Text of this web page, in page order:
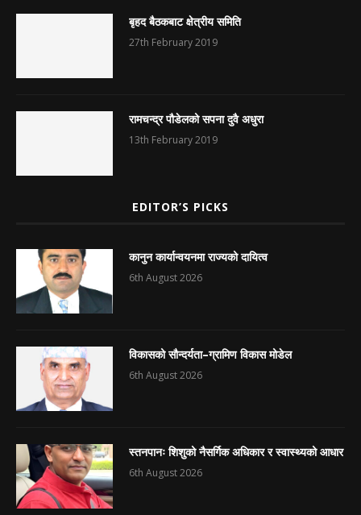
बृहद बैठकबाट क्षेत्रीय समिति
27th February 2019
रामचन्द्र पौडेलको सपना दुवै अधुरा
13th February 2019
EDITOR’S PICKS
कानुन कार्यान्वयनमा राज्यको दायित्व
6th August 2026
विकासको सौन्दर्यता–ग्रामिण विकास मोडेल
6th August 2026
स्तनपानः शिशुको नैसर्गिक अधिकार र स्वास्थ्यको आधार
6th August 2026